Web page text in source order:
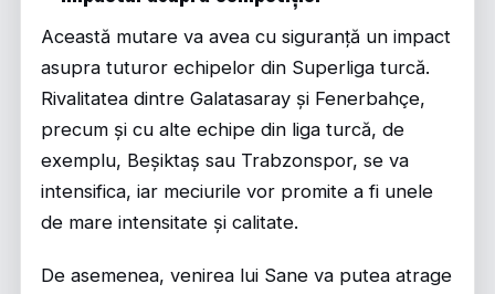
Această mutare va avea cu siguranță un impact
asupra tuturor echipelor din Superliga turcă.
Rivalitatea dintre Galatasaray și Fenerbahçe,
precum și cu alte echipe din liga turcă, de
exemplu, Beșiktaș sau Trabzonspor, se va
intensifica, iar meciurile vor promite a fi unele
de mare intensitate și calitate.
De asemenea, venirea lui Sane va putea atrage